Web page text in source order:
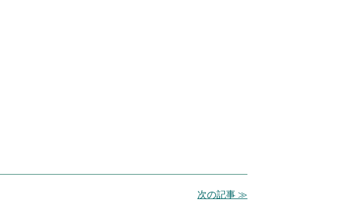
次の記事 ≫